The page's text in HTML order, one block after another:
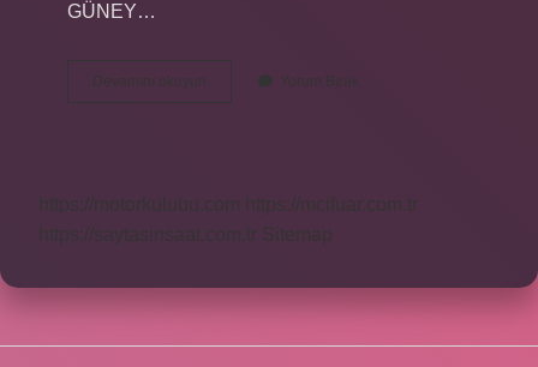
GÜNEY…
Devamını okuyun
Dağların
Güneş
Yorum Bırak
https://motorkulubu.com
https://mcifuar.com.tr
https://saytasinsaat.com.tr
Sitemap